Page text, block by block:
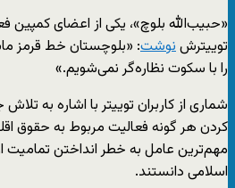
«حبیب‌الله بلوچ»، یکی از اعضای کمپین
توییترشنوشت: «بلوچستان خط قرمز
را با سکوت نظاره‌گر نمی‌شویم.»
شماری از کاربران توییتر با اشاره به
کردن هر گونه فعالیت مربوط به حقوق
مهم‌ترین عامل به خطر انداختن تمامیت
اسلامی دانستند.